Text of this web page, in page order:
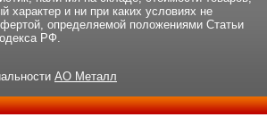
характер и ни при каких условиях не
определяемой положениями Статьи
РФ.
АО Металл